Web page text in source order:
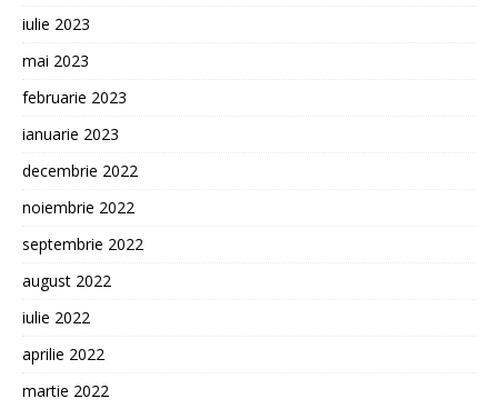
iulie 2023
mai 2023
februarie 2023
ianuarie 2023
decembrie 2022
noiembrie 2022
septembrie 2022
august 2022
iulie 2022
aprilie 2022
martie 2022